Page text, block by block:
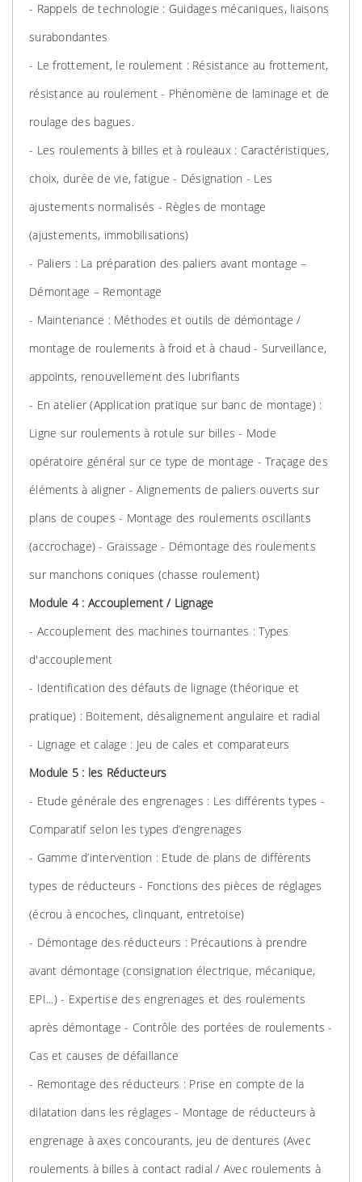
- Rappels de technologie : Guidages mécaniques, liaisons
surabondantes
- Le frottement, le roulement : Résistance au frottement,
résistance au roulement - Phénomène de laminage et de
roulage des bagues.
- Les roulements à billes et à rouleaux : Caractéristiques,
choix, durée de vie, fatigue - Désignation - Les
ajustements normalisés - Règles de montage
(ajustements, immobilisations)
- Paliers : La préparation des paliers avant montage –
Démontage – Remontage
- Maintenance : Méthodes et outils de démontage /
montage de roulements à froid et à chaud - Surveillance,
appoints, renouvellement des lubrifiants
- En atelier (Application pratique sur banc de montage) :
Ligne sur roulements à rotule sur billes - Mode
opératoire général sur ce type de montage - Traçage des
éléments à aligner - Alignements de paliers ouverts sur
plans de coupes - Montage des roulements oscillants
(accrochage) - Graissage - Démontage des roulements
sur manchons coniques (chasse roulement)
Module 4 : Accouplement / Lignage
- Accouplement des machines tournantes : Types
d'accouplement
- Identification des défauts de lignage (théorique et
pratique) : Boitement, désalignement angulaire et radial
- Lignage et calage : Jeu de cales et comparateurs
Module 5 : les Réducteurs
- Etude générale des engrenages : Les différents types -
Comparatif selon les types d’engrenages
- Gamme d’intervention : Etude de plans de différents
types de réducteurs - Fonctions des pièces de réglages
(écrou à encoches, clinquant, entretoise)
- Démontage des réducteurs : Précautions à prendre
avant démontage (consignation électrique, mécanique,
EPI...) - Expertise des engrenages et des roulements
après démontage - Contrôle des portées de roulements -
Cas et causes de défaillance
- Remontage des réducteurs : Prise en compte de la
dilatation dans les réglages - Montage de réducteurs à
engrenage à axes concourants, jeu de dentures (Avec
roulements à billes à contact radial / Avec roulements à